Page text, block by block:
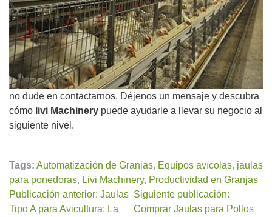
no dude en contactarnos. Déjenos un mensaje y descubra
cómo livi Machinery puede ayudarle a llevar su negocio al
siguiente nivel.
Tags: Automatización de Granjas, Equipos avícolas, jaulas
para ponedoras, Livi Machinery, Productividad en Granjas
Publicación anterior: Jaulas
Tipo A para Avicultura: La
Siguiente publicación:
Comprar Jaulas para Pollos